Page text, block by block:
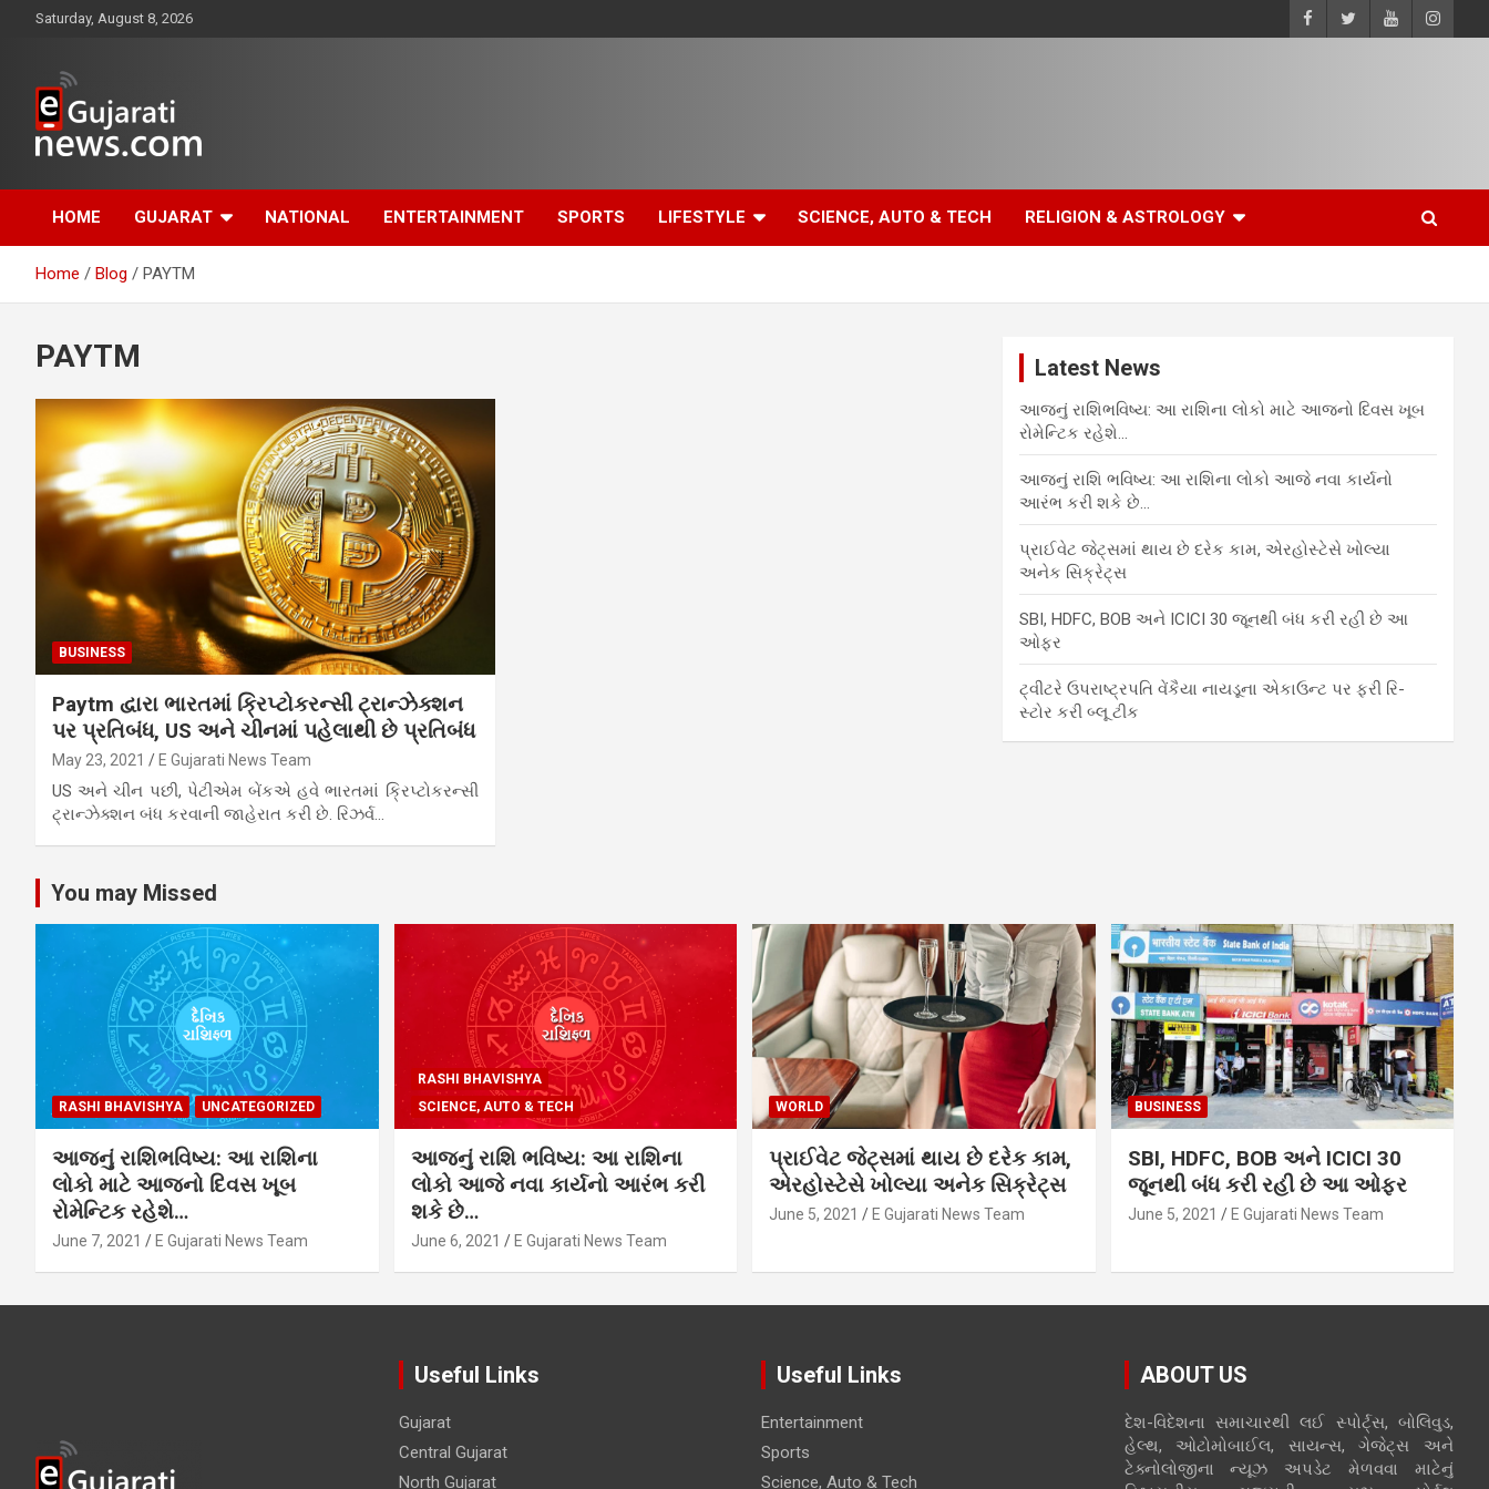
Saturday, August 8, 2026
ગુજરાત તેમજ દેશ-
વિદેશના ગુજરાતી સમાચાર
માટેનું વિશ્વસનીય
ગુજરાતી ન્યૂઝ પોર્ટલ
HOME GUJARAT NATIONAL ENTERTAINMENT SPORTS LIFESTYLE SCIENCE, AUTO & TECH RELIGION & ASTROLOGY
Home Blog PAYTM
PAYTM
BUSINESS
Paytm દ્વારા ભારતમાં ક્રિપ્ટોકરન્સી ટ્રાન્ઝેક્શન
પર પ્રતિબંધ, US અને ચીનમાં પહેલાથી છે પ્રતિબંધ
May 23, 2021 E Gujarati News Team
US અને ચીન પછી, પેટીએમ બેંકએ હવે ભારતમાં ક્રિપ્ટોકરન્સી
ટ્રાન્ઝેક્શન બંધ કરવાની જાહેરાત કરી છે. રિઝર્વ…
Latest News
આજનું રાશિભવિષ્ય: આ રાશિના લોકો માટે આજનો દિવસ ખૂબ
રોમેન્ટિક રહેશે…
આજનું રાશિ ભવિષ્ય: આ રાશિના લોકો આજે નવા કાર્યનો
આરંભ કરી શકે છે…
પ્રાઈવેટ જેટ્સમાં થાય છે દરેક કામ, એરહોસ્ટેસે ખોલ્યા
અનેક સિક્રેટ્સ
SBI, HDFC, BOB અને ICICI 30 જૂનથી બંધ કરી રહી છે આ
ઓફર
ટ્વીટરે ઉપરાષ્ટ્રપતિ વેંકૈયા નાયડૂના એકાઉન્ટ પર ફરી રિ-
સ્ટોર કરી બ્લૂ ટીક
You may Missed
RASHI BHAVISHYA UNCATEGORIZED
આજનું રાશિભવિષ્ય: આ રાશિના
લોકો માટે આજનો દિવસ ખૂબ
રોમેન્ટિક રહેશે…
June 7, 2021 E Gujarati News Team
RASHI BHAVISHYA
SCIENCE, AUTO & TECH
આજનું રાશિ ભવિષ્ય: આ રાશિના
લોકો આજે નવા કાર્યનો આરંભ કરી
શકે છે…
June 6, 2021 E Gujarati News Team
WORLD
પ્રાઈવેટ જેટ્સમાં થાય છે દરેક કામ,
એરહોસ્ટેસે ખોલ્યા અનેક સિક્રેટ્સ
June 5, 2021 E Gujarati News Team
BUSINESS
SBI, HDFC, BOB અને ICICI 30
જૂનથી બંધ કરી રહી છે આ ઓફર
June 5, 2021 E Gujarati News Team
Useful Links
Gujarat
Central Gujarat
North Gujarat
Useful Links
Entertainment
Sports
Science, Auto & Tech
ABOUT US
દેશ-વિદેશના સમાચારથી લઈ સ્પોર્ટ્સ, બોલિવુડ,
હેલ્થ, ઓટોમોબાઈલ, સાયન્સ, ગેજેટ્સ અને
ટેક્નોલોજીના ન્યૂઝ અપડેટ મેળવવા માટેનું